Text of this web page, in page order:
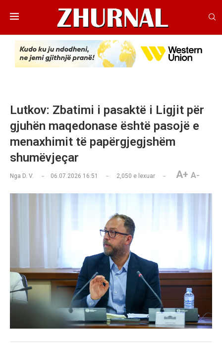
Lutkov: Zbatimi i pasaktë i Ligjit për
gjuhën maqedonase është pasojë e
menaxhimit të papërgjegjshëm
shumëvjeçar
Nga D. V. 06.07.2026 16:51 2,050 e lexuar A+ A-